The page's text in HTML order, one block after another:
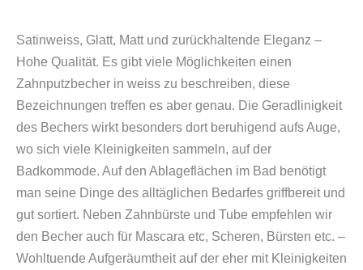
Satinweiss, Glatt, Matt und zurückhaltende Eleganz –
Hohe Qualität. Es gibt viele Möglichkeiten einen
Zahnputzbecher in weiss zu beschreiben, diese
Bezeichnungen treffen es aber genau. Die Geradlinigkeit
des Bechers wirkt besonders dort beruhigend aufs Auge,
wo sich viele Kleinigkeiten sammeln, auf der
Badkommode. Auf den Ablageflächen im Bad benötigt
man seine Dinge des alltäglichen Bedarfes griffbereit und
gut sortiert. Neben Zahnbürste und Tube empfehlen wir
den Becher auch für Mascara etc, Scheren, Bürsten etc. –
Wohltuende Aufgeräumtheit auf der eher mit Kleinigkeiten